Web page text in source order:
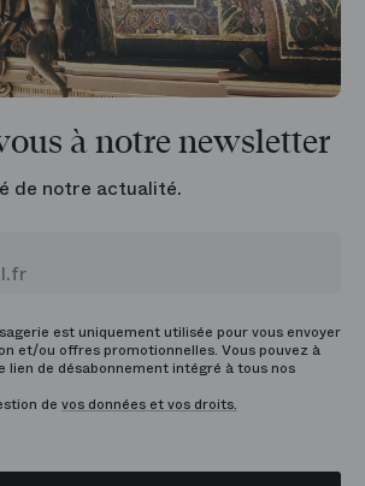
à notre newsletter
de notre actualité.
est uniquement utilisée pour vous envoyer
et/ou offres promotionnelles. Vous pouvez à
de désabonnement intégré à tous nos
de vos données et vos droits.